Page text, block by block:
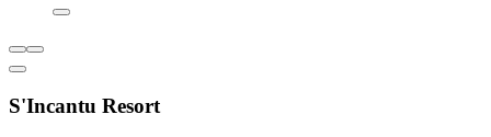
S'Incantu Resort